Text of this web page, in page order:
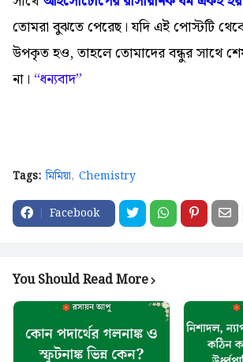
তোমরা বুঝতে পেরেছ। যদি এই পোস্টটি
উপকৃত হও, তাহলে তোমাদের বন্ধুর সাথে
না। “ধন্যবাদ”
Tags: মিমিয়া Chemistry
Facebook
You Should Read More